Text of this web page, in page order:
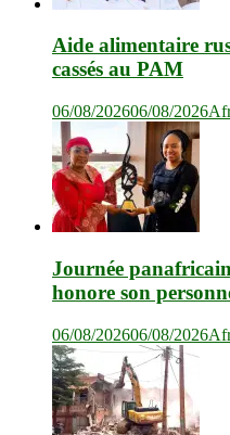
Aide alimentaire
cassés au PAM
06/08/202606/08/2026
Journée
honore son
06/08/202606/08/2026